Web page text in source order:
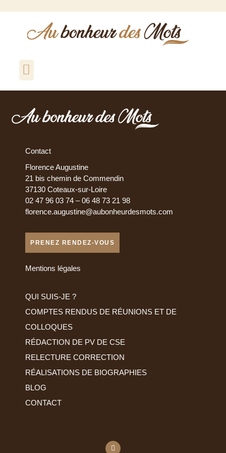
Contact
Florence Augustine
21 bis chemin de Commendin
37130 Coteaux-sur-Loire
02 47 96 03 74 – 06 48 73 21 98
florence.augustine@aubonheurdesmots.com
PRENEZ RENDEZ-VOUS
Mentions légales
QUI SUIS-JE ?
COMPTES RENDUS DE RÉUNIONS ET DE
COLLOQUES
RÉDACTION DE PV DE CSE
RELECTURE CORRECTION
RÉALISATIONS DE BIOGRAPHIES
BLOG
CONTACT